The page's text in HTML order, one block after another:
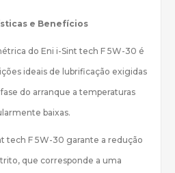
e Benefícios
do Eni i-Sint tech F 5W-30 é
ideais de lubrificação exigidas
do arranque a temperaturas
baixas.
tech F 5W-30 garante a redução
que corresponde a uma